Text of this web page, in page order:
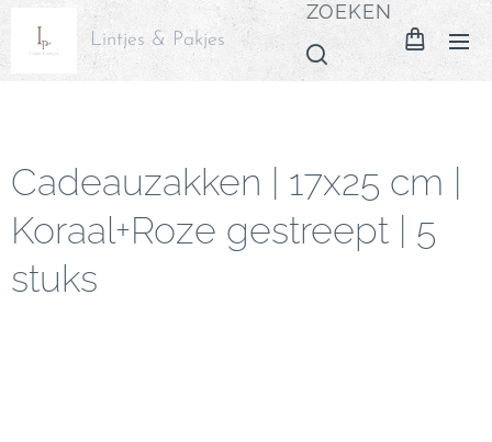
Lintjes & Pakjes
ZOEKEN
Cadeauzakken | 17x25 cm |
Koraal+Roze gestreept | 5
stuks